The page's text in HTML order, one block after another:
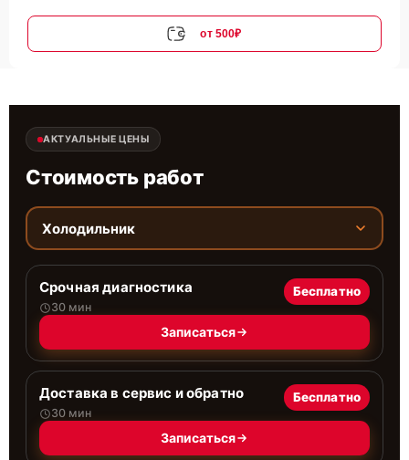
от 500₽
АКТУАЛЬНЫЕ ЦЕНЫ
Стоимость работ
Холодильник
Срочная диагностика
30 мин
Бесплатно
Записаться
Доставка в сервис и обратно
30 мин
Бесплатно
Записаться